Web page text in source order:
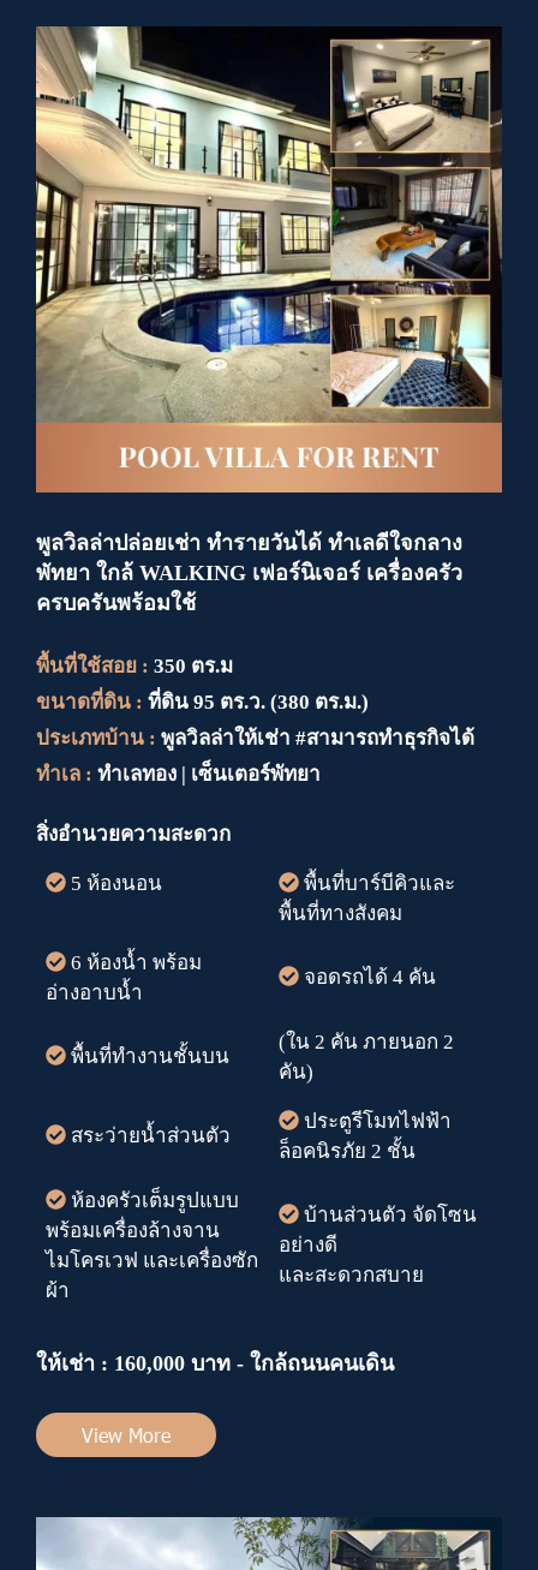
พูลวิลล่าปล่อยเช่า ทำรายวันได้ ทำเลดีใจกลาง
พัทยา ใกล้ WALKING เฟอร์นิเจอร์ เครื่องครัว
ครบครันพร้อมใช้
พื้นที่ใช้สอย : 350 ตร.ม
ขนาดที่ดิน : ที่ดิน 95 ตร.ว. (380 ตร.ม.)
ประเภทบ้าน : พูลวิลล่าให้เช่า #สามารถทำธุรกิจได้
ทำเล : ทำเลทอง | เซ็นเตอร์พัทยา
สิ่งอำนวยความสะดวก
5 ห้องนอน
พื้นที่บาร์บีคิวและ
พื้นที่ทางสังคม
6 ห้องน้ำ พร้อม
อ่างอาบน้ำ
จอดรถได้ 4 คัน
พื้นที่ทำงานชั้นบน
(ใน 2 คัน ภายนอก 2
คัน)
สระว่ายน้ำส่วนตัว
ประตูรีโมทไฟฟ้า
ล็อคนิรภัย 2 ชั้น
ห้องครัวเต็มรูปแบบ
พร้อมเครื่องล้างจาน
ไมโครเวฟ และเครื่องซัก
ผ้า
บ้านส่วนตัว จัดโซน
อย่างดี
และสะดวกสบาย
ให้เช่า : 160,000 บาท - ใกล้ถนนคนเดิน
View More